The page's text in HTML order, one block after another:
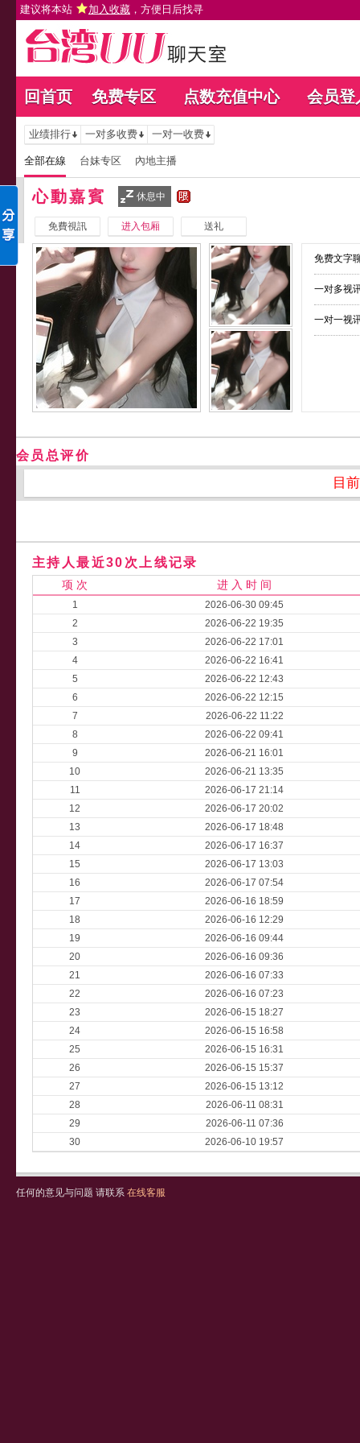
建议将本站 加入收藏 ，方便日后找寻
回首页 免费专区 点数充值中心 会员登
业绩排行 一对多收费 一对一收费
全部在線 台妹专区 內地主播
心動嘉賓 休息中
免費視訊 进入包厢 送礼
免费文字
一对多视
一对一视
会员总评价
目
主持人最近30次上线记录
项 次 进 入 时 间
1
2026-06-30 09:45
2
2026-06-22 19:35
3
2026-06-22 17:01
4
2026-06-22 16:41
5
2026-06-22 12:43
6
2026-06-22 12:15
7
2026-06-22 11:22
8
2026-06-22 09:41
9
2026-06-21 16:01
10
2026-06-21 13:35
11
2026-06-17 21:14
12
2026-06-17 20:02
13
2026-06-17 18:48
14
2026-06-17 16:37
15
2026-06-17 13:03
16
2026-06-17 07:54
17
2026-06-16 18:59
18
2026-06-16 12:29
19
2026-06-16 09:44
20
2026-06-16 09:36
21
2026-06-16 07:33
22
2026-06-16 07:23
23
2026-06-15 18:27
24
2026-06-15 16:58
25
2026-06-15 16:31
26
2026-06-15 15:37
27
2026-06-15 13:12
28
2026-06-11 08:31
29
2026-06-11 07:36
30
2026-06-10 19:57
任何的意见与问题 请联系 在线客服